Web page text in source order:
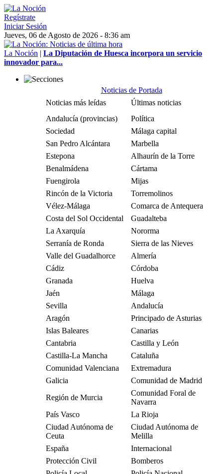
Regístrate
Iniciar Sesión
Jueves, 06 de Agosto de 2026 - 8:36 am
La Noción | La Diputación de Huesca incorpora un servicio
innovador para...
Noticias de Portada
Noticias más leídas
Últimas noticias
Andalucía (provincias)
Política
Sociedad
Málaga capital
San Pedro Alcántara
Marbella
Estepona
Alhaurín de la Torre
Benalmádena
Cártama
Fuengirola
Mijas
Rincón de la Victoria
Torremolinos
Vélez-Málaga
Comarca de Antequera
Costa del Sol Occidental
Guadalteba
La Axarquía
Nororma
Serranía de Ronda
Sierra de las Nieves
Valle del Guadalhorce
Almería
Cádiz
Córdoba
Granada
Huelva
Jaén
Málaga
Sevilla
Andalucía
Aragón
Principado de Asturias
Islas Baleares
Canarias
Cantabria
Castilla y León
Castilla-La Mancha
Cataluña
Comunidad Valenciana
Extremadura
Galicia
Comunidad de Madrid
Región de Murcia
Comunidad Foral de
Navarra
País Vasco
La Rioja
Ciudad Autónoma de
Ceuta
Ciudad Autónoma de
Melilla
España
Internacional
Protección Civil
Bomberos